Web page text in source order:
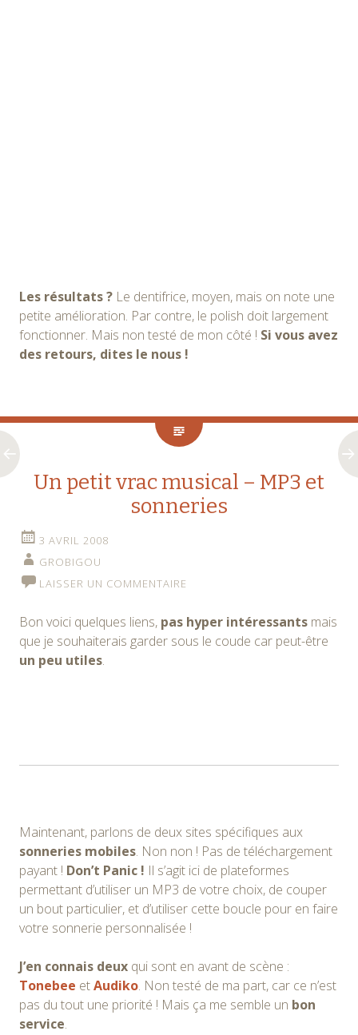
Les résultats ? Le dentifrice, moyen, mais on note une
petite amélioration. Par contre, le polish doit largement
fonctionner. Mais non testé de mon côté ! Si vous avez
des retours, dites le nous !
Un petit vrac musical – MP3 et
sonneries
3 AVRIL 2008
GROBIGOU
LAISSER UN COMMENTAIRE
Bon voici quelques liens, pas hyper intéressants mais
que je souhaiterais garder sous le coude car peut-être
un peu utiles.
Maintenant, parlons de deux sites spécifiques aux
sonneries mobiles. Non non ! Pas de téléchargement
payant ! Don’t Panic ! Il s’agit ici de plateformes
permettant d’utiliser un MP3 de votre choix, de couper
un bout particulier, et d’utiliser cette boucle pour en faire
votre sonnerie personnalisée !
J’en connais deux qui sont en avant de scène :
Tonebee etAudiko. Non testé de ma part, car ce n’est
pas du tout une priorité ! Mais ça me semble un bon
service.